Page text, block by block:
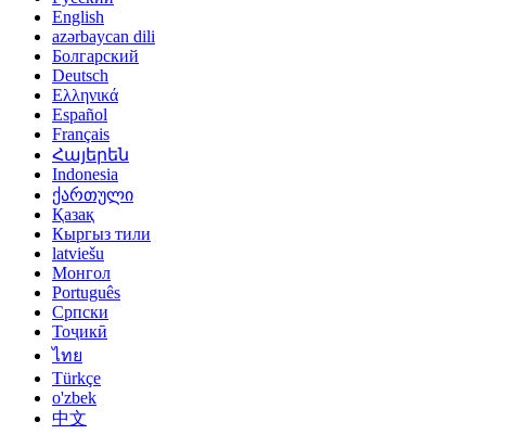
English
azərbaycan dili
Болгарский
Deutsch
Ελληνικά
Español
Français
Հայերեն
Indonesia
ქართული
Қазақ
Кыргыз тили
latviešu
Монгол
Português
Српски
Тоҷикӣ
ไทย
Türkçe
o'zbek
中文